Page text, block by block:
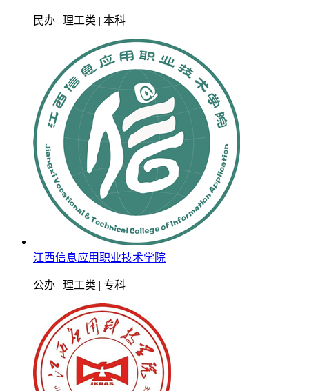
民办 | 理工类 | 本科
江西信息应用职业技术学院
公办 | 理工类 | 专科